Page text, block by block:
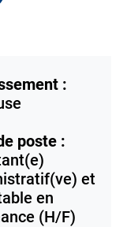
:
poste :
et
en
(H/F)